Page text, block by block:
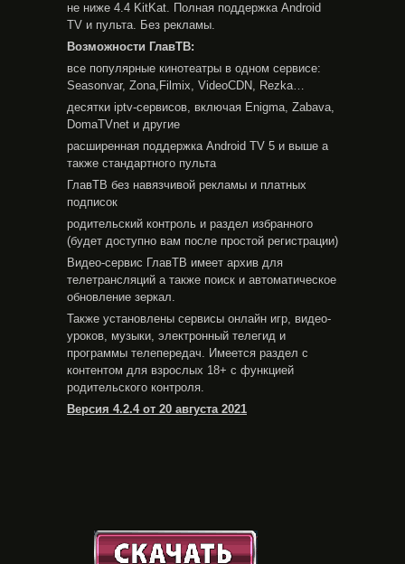
не ниже 4.4 KitKat. Полная поддержка Android
TV и пульта. Без рекламы.
Возможности ГлавТВ:
все популярные кинотеатры в одном сервисе:
Seasonvar, Zona,Filmix, VideoCDN, Rezka…
десятки iptv-сервисов, включая Enigma, Zabava,
DomaTVnet и другие
расширенная поддержка Android TV 5 и выше а
также стандартного пульта
ГлавТВ без навязчивой рекламы и платных
подписок
родительский контроль и раздел избранного
(будет доступно вам после простой регистрации)
Видео-сервис ГлавТВ имеет архив для
телетрансляций а также поиск и автоматическое
обновление зеркал.
Также установлены сервисы онлайн игр, видео-
уроков, музыки, электронный телегид и
программы телепередач. Имеется раздел с
контентом для взрослых 18+ с функцией
родительского контроля.
Версия 4.2.4 от 20 августа 2021